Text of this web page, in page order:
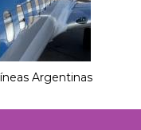
Argentinas